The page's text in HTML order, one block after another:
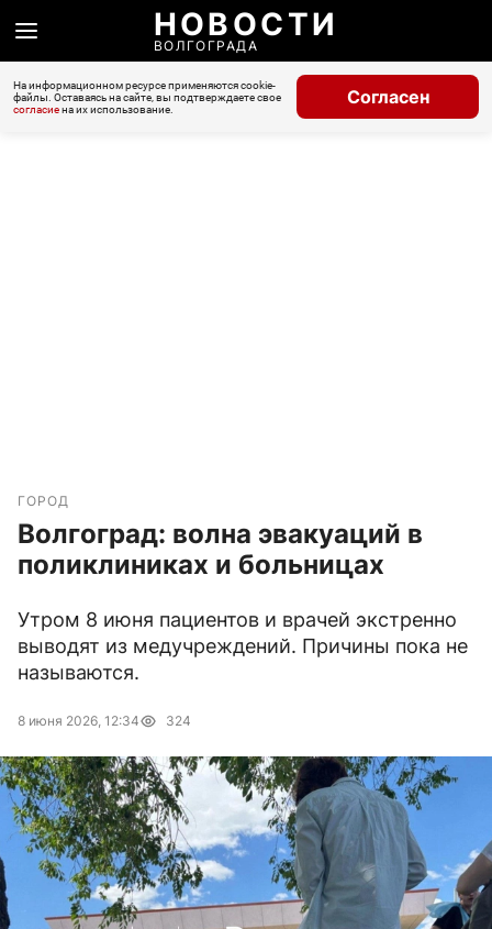
НОВОСТИ
ВОЛГОГРАДА
На информационном ресурсе применяются cookie-
файлы. Оставаясь на сайте, вы подтверждаете свое
согласиена их использование.
Согласен
ГОРОД
Волгоград: волна эвакуаций в
поликлиниках и больницах
Утром 8 июня пациентов и врачей экстренно
выводят из медучреждений. Причины пока не
называются.
8 июня 2026, 12:34 324